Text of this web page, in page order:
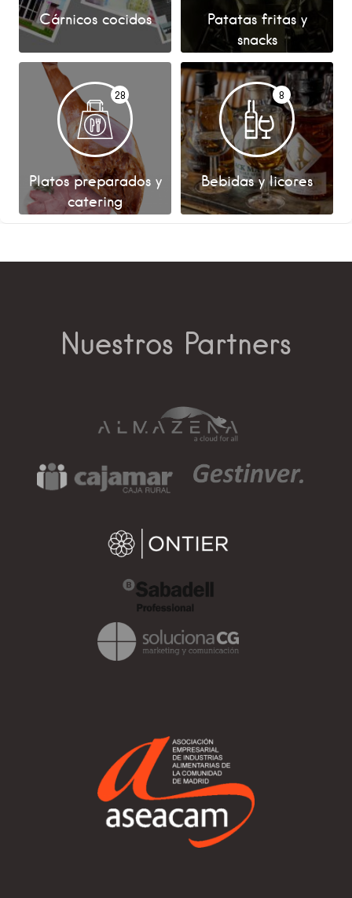
Cárnicos cocidos
Patatas fritas y
snacks
28
Platos preparados y
catering
8
Bebidas y licores
Nuestros Partners